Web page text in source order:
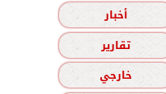
أخبار
تقارير
خارجي